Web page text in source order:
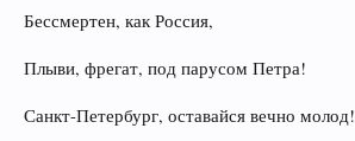
Бессмертен, как Россия,
Плыви, фрегат, под парусом Петра!
Санкт-Петербург, оставайся вечно молод!